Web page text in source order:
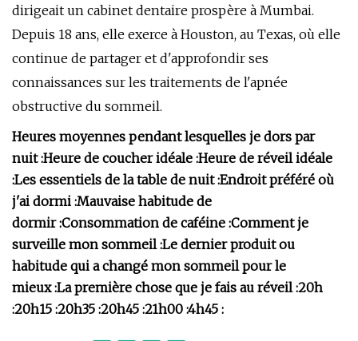
dirigeait un cabinet dentaire prospère à Mumbai.
Depuis 18 ans, elle exerce à Houston, au Texas, où elle
continue de partager et d'approfondir ses
connaissances sur les traitements de l'apnée
obstructive du sommeil.
Heures moyennes pendant lesquelles je dors par
nuit :Heure de coucher idéale :Heure de réveil idéale
:Les essentiels de la table de nuit :Endroit préféré où
j'ai dormi :Mauvaise habitude de
dormir :Consommation de caféine :Comment je
surveille mon sommeil :Le dernier produit ou
habitude qui a changé mon sommeil pour le
mieux :La première chose que je fais au réveil :20h
:20h15 :20h35 :20h45 :21h00 :4h45 :